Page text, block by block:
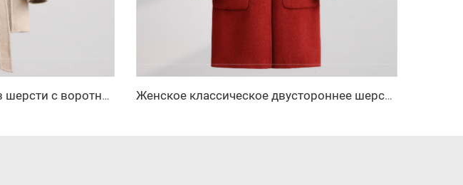
Мягкое, нежное пальто из шерсти с воротником-стойкой, пояс на талии, льстящее фигуре, средней длины, шерстяное пальто Женское классическое двустороннее шерстяное длинное пальто, тёплое однобортное зимнее пальто с отложным воротником, застёжка на пояс, с капюшоном из кашемира